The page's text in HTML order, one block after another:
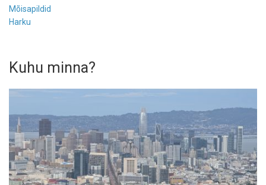
Mõisapildid
Harku
Kuhu minna?